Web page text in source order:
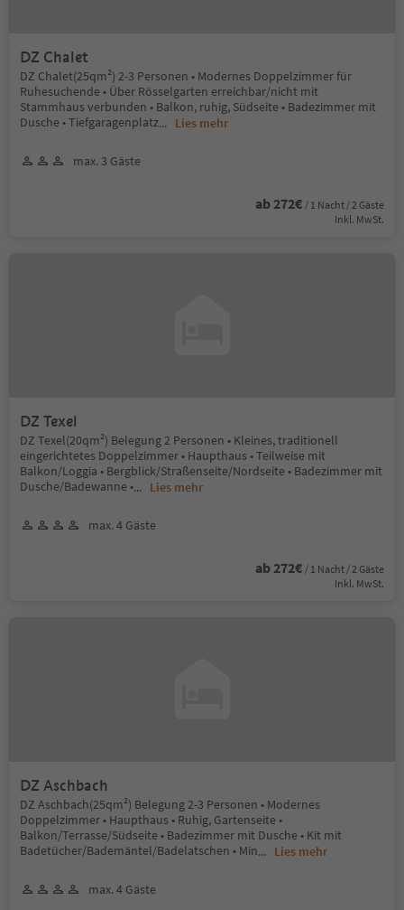
DZ Chalet
DZ Chalet(25qm²) 2-3 Personen • Modernes Doppelzimmer für
Ruhesuchende • Über Rösselgarten erreichbar/nicht mit
Stammhaus verbunden • Balkon, ruhig, Südseite • Badezimmer mit
Dusche • Tiefgaragenplatz... Lies mehr
max. 3 Gäste
ab 272€ / 1 Nacht / 2 Gäste
Inkl. MwSt.
DZ Texel
DZ Texel(20qm²) Belegung 2 Personen • Kleines, traditionell
eingerichtetes Doppelzimmer • Haupthaus • Teilweise mit
Balkon/Loggia • Bergblick/Straßenseite/Nordseite • Badezimmer mit
Dusche/Badewanne •... Lies mehr
max. 4 Gäste
ab 272€ / 1 Nacht / 2 Gäste
Inkl. MwSt.
DZ Aschbach
DZ Aschbach(25qm²) Belegung 2-3 Personen • Modernes
Doppelzimmer • Haupthaus • Ruhig, Gartenseite •
Balkon/Terrasse/Südseite • Badezimmer mit Dusche • Kit mit
Badetücher/Bademäntel/Badelatschen • Min... Lies mehr
max. 4 Gäste